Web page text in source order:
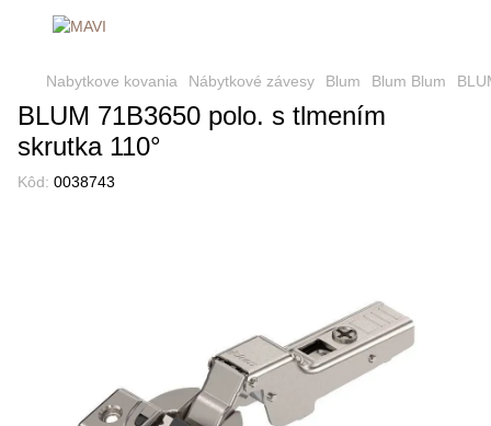
Nabytkove kovania Nábytkové závesy Blum Blum Blum
BLUM 71B3650 polo. s tlmením
skrutka 110°
Kôd: 0038743